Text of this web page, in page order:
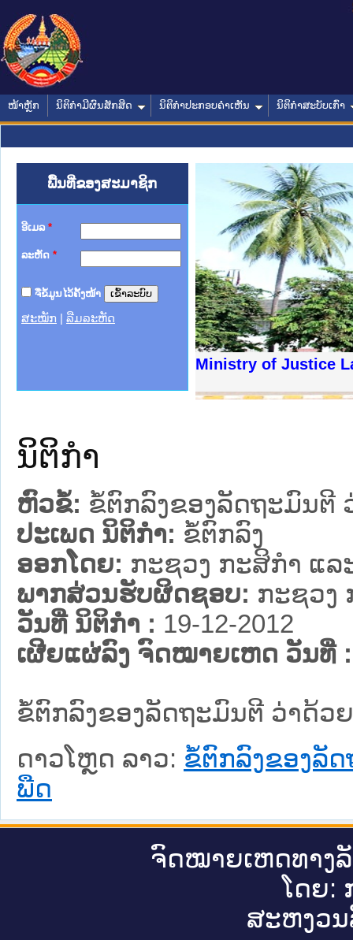
ໜ້າຫຼັກ ນິຕິກໍາມີຜົນສັກສິດ ນິຕິກໍາປະກອບຄໍາເຫັນ ນິຕິກໍາສະບັບເກົ່າ
ພື້ນທີ່ຂອງສະມາຊິກ
ອີເມລ *
ລະຫັດ *
ຈື່ຂໍ້ມູນໄວ້ຄັ້ງໜ້າ
ສະໝັກ ລືມລະຫັດ
Ministry of Justice
ຊາຊົນ ພາກເໜືອ
ການ
ກາງ
ກໃຕ້
ນຕຳຫຼວດປະຊາຊົນ
ສັນຕິບານປະຊາຊົນ
ກເໜືອ
ຊາຊົນ ພາກກາງ
ນິຕິກໍາ
ຫົວຂໍ້: ຂໍ້ຕົກລົງຂອງລັດຖະມົນຕີ
ປະເພດ ນິຕິກໍາ: ຂໍ້ຕົກລົງ
ອອກໂດຍ: ກະຊວງ ກະສິກຳ ແລ
ພາກສ່ວນຮັບຜິດຊອບ: ກະຊວງ
ວັນທີ່ ນິຕິກໍາ : 19-12-2012
ເຜີຍແຜ່ລົງ ຈົດໝາຍເຫດ ວັນທີ່ :
ຂໍ້ຕົກລົງຂອງລັດຖະມົນຕີ ວ່າດ້
ດາວໂຫຼດ ລາວ: ຂໍ້ຕົກລົງຂອງລັ
ພືດ
ຈົດ​ໝາຍ​ເຫດ​ທາງ​
ໂດຍ:
ສະ​ຫງວນ​